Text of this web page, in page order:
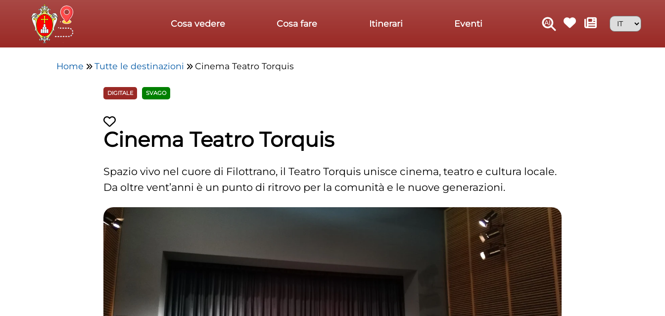
Skip to main content
Cosa vedere
Cosa fare Itinerari Eventi
Home Tutte le destinazioni Cinema Teatro Torquis
DIGITALE SVAGO
Cinema Teatro Torquis
Spazio vivo nel cuore di Filottrano, il Teatro Torquis unisce cinema, teatro e cultura locale.
Da oltre vent’anni è un punto di ritrovo per la comunità e le nuove generazioni.